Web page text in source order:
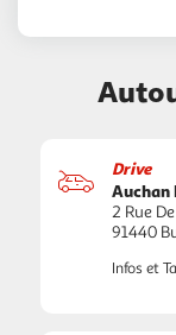
Drive
Auchan
2 Rue
91440
Infos et